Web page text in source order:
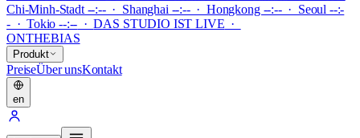
Chi-Minh-Stadt --:-- · Shanghai --:-- · Hongkong --:-- · Seoul --:-
- · Tokio --:-- ·DAS STUDIO IST LIVE ·
ONTHEBIAS
Produkt
PreiseÜber unsKontakt
en